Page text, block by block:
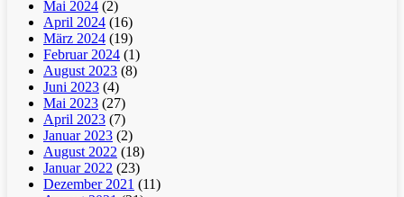
Mai 2024 (2)
April 2024 (16)
März 2024 (19)
Februar 2024 (1)
August 2023 (8)
Juni 2023 (4)
Mai 2023 (27)
April 2023 (7)
Januar 2023 (2)
August 2022 (18)
Januar 2022 (23)
Dezember 2021 (11)